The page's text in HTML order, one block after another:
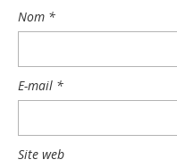
Nom *
E-mail *
Site web